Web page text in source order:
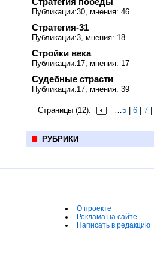
Публикации:30, мнения: 46
Стратегия-31
Публикации:3, мнения: 18
Стройки века
Публикации:17, мнения: 17
Судебные страсти
Публикации:17, мнения: 39
Страницы (12): …5 6 7
РУБРИКИ
О проекте
Реклама на сайте
Написать в редакцию